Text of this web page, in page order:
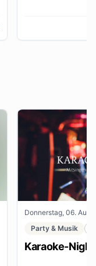
Donnerstag, 06. Aug.
Party & Musik
Karaoke-Night